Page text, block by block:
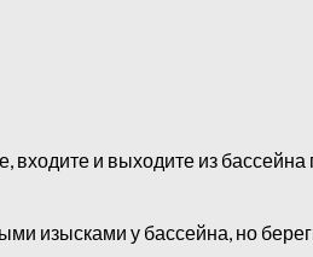
и выходите из бассейна
изысками у бассейна, но